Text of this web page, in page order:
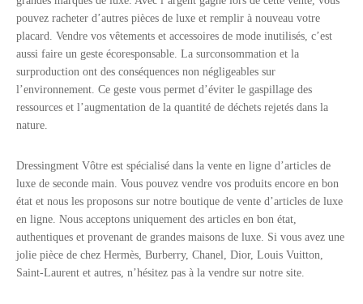
pouvez racheter d’autres pièces de luxe et remplir à nouveau votre
placard. Vendre vos vêtements et accessoires de mode inutilisés, c’est
aussi faire un geste écoresponsable. La surconsommation et la
surproduction ont des conséquences non négligeables sur
l’environnement. Ce geste vous permet d’éviter le gaspillage des
ressources et l’augmentation de la quantité de déchets rejetés dans la
nature.
Dressingment Vôtre est spécialisé dans la vente en ligne d’articles de
luxe de seconde main. Vous pouvez vendre vos produits encore en bon
état et nous les proposons sur notre boutique de vente d’articles de luxe
en ligne. Nous acceptons uniquement des articles en bon état,
authentiques et provenant de grandes maisons de luxe. Si vous avez une
jolie pièce de chez Hermès, Burberry, Chanel, Dior, Louis Vuitton,
Saint-Laurent et autres, n’hésitez pas à la vendre sur notre site.